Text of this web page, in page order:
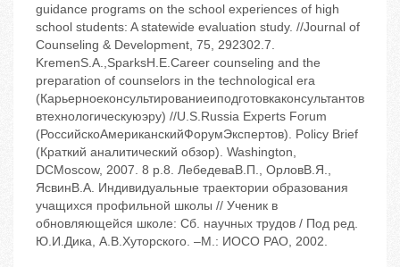
guidance programs on the school experiences of high
school students: A statewide evaluation study. //Journal of
Counseling & Development, 75, 292302.7.
KremenS.A.,SparksH.E.Career counseling and the
preparation of counselors in the technological era
(Карьерноеконсультированиеиподготовкаконсультантов
втехнологическуюэру) //U.S.Russia Experts Forum
(РоссийскоАмериканскийФорумЭкспертов). Policy Brief
(Краткий аналитический обзор). Washington,
DCMoscow, 2007. 8 p.8. ЛебедеваВ.П., ОрловВ.Я.,
ЯсвинВ.А. Индивидуальные траектории образования
учащихся профильной школы // Ученик в
обновляющейся школе: Сб. научных трудов / Под ред.
Ю.И.Дика, А.В.Хуторского. –М.: ИОСО РАО, 2002.